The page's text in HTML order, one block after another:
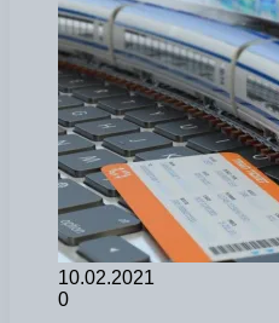
10.02.2021
0